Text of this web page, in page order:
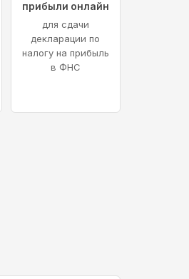
прибыли онлайн
для сдачи
декларации по
налогу на прибыль
в ФНС